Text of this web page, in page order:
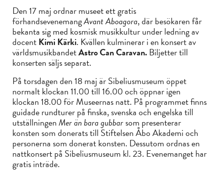
Den 17 maj ordnar museet ett gratis
förhandsevenemangAvant Aboagora, där besökaren får
bekanta sig med kosmisk musikkultur under ledning av
docentKimi Kärki. Kvällen kulminerar i en konsert av
världsmusikbandetAstro Can Caravan.Biljetter till
konserten säljs separat.
På torsdagen den 18 maj är Sibeliusmuseum öppet
normalt klockan 11.00 till 16.00 och öppnar igen
klockan 18.00 för Museernas natt. På programmet finns
guidade rundturer på finska, svenska och engelska till
utställningenMer än bara gubbarsom presenterar
konsten som donerats till Stiftelsen Åbo Akademi och
personerna som donerat konsten. Dessutom ordnas en
nattkonsert på Sibeliusmuseum kl. 23. Evenemanget har
gratis inträde.